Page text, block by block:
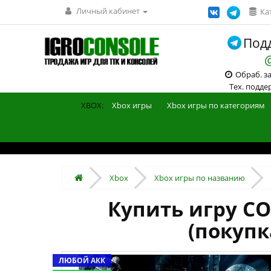
Личный кабинет
Обраб.
Тех.
XBOX:
Xbox игры Xbox игры по категориям
Xbox Xbox игры по названию
Купить игру
ЛЮБОЙ АКК